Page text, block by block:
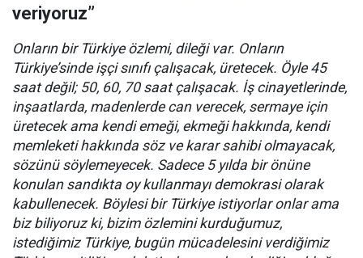
veriyoruz”
Onların bir Türkiye özlemi, dileği var. Onların
Türkiye’sinde işçi sınıfı çalışacak, üretecek. Öyle 45
saat değil; 50, 60, 70 saat çalışacak. İş cinayetlerinde,
inşaatlarda, madenlerde can verecek, sermaye için
üretecek ama kendi emeği, ekmeği hakkında, kendi
memleketi hakkında söz ve karar sahibi olmayacak,
sözünü söylemeyecek. Sadece 5 yılda bir önüne
konulan sandıkta oy kullanmayı demokrasi olarak
kabullenecek. Böylesi bir Türkiye istiyorlar onlar ama
biz biliyoruz ki, bizim özlemini kurduğumuz,
istediğimiz Türkiye, bugün mücadelesini verdiğimiz